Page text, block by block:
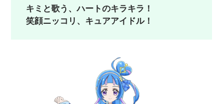
キミと歌う、ハートのキラキラ！
笑顔ニッコリ、キュアアイドル！